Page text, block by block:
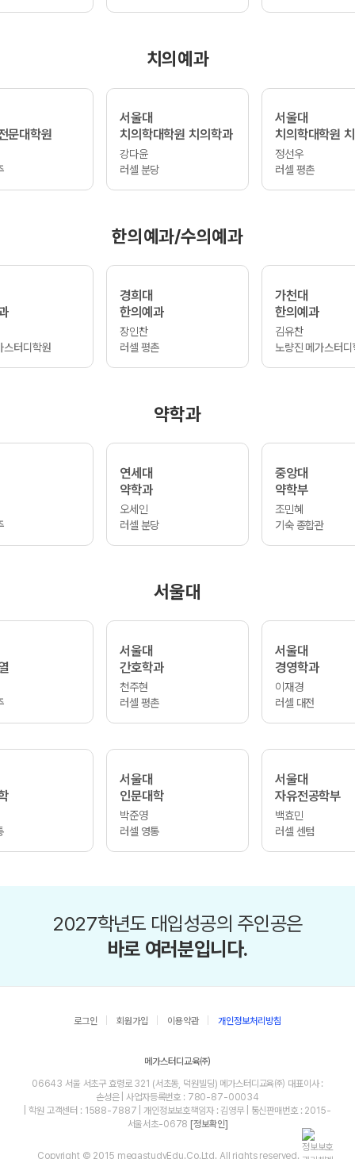
치의예과
문대학원
서울대
치의학대학원 치의학과
강다윤
러셀 분당
서울대
치의학대학원
정선우
러셀 평촌
한의예과/수의예과
스터디학원
경희대
한의예과
장인찬
러셀 평촌
가천대
한의예과
김유찬
노량진 메가스터디
약학과
연세대
약학과
오세인
러셀 분당
중앙대
약학부
조민혜
기숙 종합관
서울대
서울대
간호학과
천주현
러셀 평촌
서울대
경영학과
이재경
러셀 대전
서울대
인문대학
박준영
러셀 영통
서울대
자유전공학부
백효민
러셀 센텀
2027학년도 대입성공의 주인공은
바로 여러분입니다.
로그인 회원가입 이용약관 개인정보처리방침
메가스터디교육㈜
06643 서울 서초구 효령로 321 (서초동, 덕원빌딩) 메가스터디교육㈜ 대표이사 :
손성은 | 사업자등록번호 : 780-87-00034
| 학원 고객센터 : 1588-7887 | 개인정보보호책임자 : 김영무 | 통신판매번호 : 2015-
서울서초-0678 [정보확인]
Copyright © 2015 megastudyEdu.Co.Ltd. All rights reserved.